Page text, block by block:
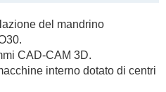
del mandrino
CAD-CAM 3D.
interno dotato di centri